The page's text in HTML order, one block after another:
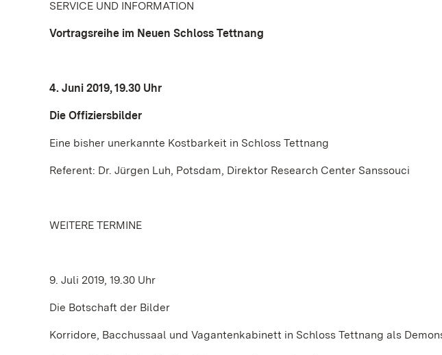
SERVICE UND INFORMATION
Vortragsreihe im Neuen Schloss Tettnang
4. Juni 2019, 19.30 Uhr
Die Offiziersbilder
Eine bisher unerkannte Kostbarkeit in Schloss Tettnang
Referent: Dr. Jürgen Luh, Potsdam, Direktor Research Center Sanssouci
WEITERE TERMINE
9. Juli 2019, 19.30 Uhr
Die Botschaft der Bilder
Korridore, Bacchussaal und Vagantenkabinett in Schloss Tettnang als